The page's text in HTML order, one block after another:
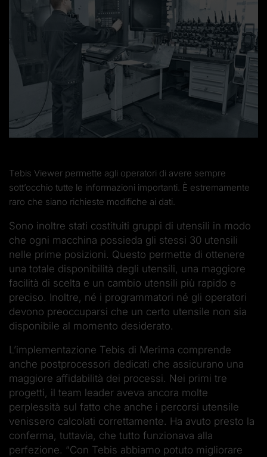
Tebis Viewer permette agli operatori di avere sempre
sott’occhio tutte le informazioni importanti. È estremamente
raro che siano richieste modifiche ai dati.
Sono inoltre stati costituiti gruppi di utensili in modo
che ogni macchina possieda gli stessi 30 utensili
nelle prime posizioni. Questo permette di ottenere
una totale disponibilità degli utensili, una maggiore
facilità di scelta e un cambio utensili più rapido e
preciso. Inoltre, né i programmatori né gli operatori
devono preoccuparsi che un certo utensile non sia
disponibile al momento desiderato.
L’implementazione Tebis di Merima comprende
anche postprocessori dedicati che assicurano una
maggiore affidabilità dei processi. Nei primi tre
progetti, il team leader aveva ancora molte
perplessità sul fatto che anche i percorsi utensile
venissero calcolati correttamente. Ha avuto presto la
conferma, tuttavia, che tutto funzionava alla
perfezione. “Con Tebis abbiamo potuto migliorare